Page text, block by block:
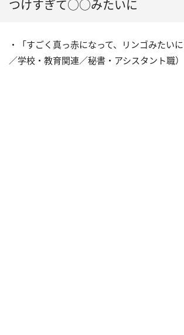
つけすぎて○○みたいに
・「すごく真っ赤になって、リンゴみたい
／学校・教育関連／秘書・アシスタント職）